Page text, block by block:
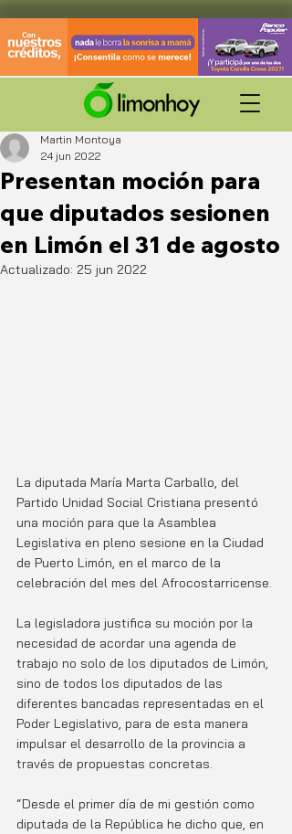
Presentan moción para
que diputados sesionen
en Limón el 31 de agosto
Martin Montoya
24 jun 2022
Actualizado: 25 jun 2022
La diputada María Marta Carballo, del
Partido Unidad Social Cristiana presentó
una moción para que la Asamblea
Legislativa en pleno sesione en la Ciudad
de Puerto Limón, en el marco de la
celebración del mes del Afrocostarricense.
La legisladora justifica su moción por la
necesidad de acordar una agenda de
trabajo no solo de los diputados de Limón,
sino de todos los diputados de las
diferentes bancadas representadas en el
Poder Legislativo, para de esta manera
impulsar el desarrollo de la provincia a
través de propuestas concretas.
“Desde el primer día de mi gestión como
diputada de la República he dicho que, en